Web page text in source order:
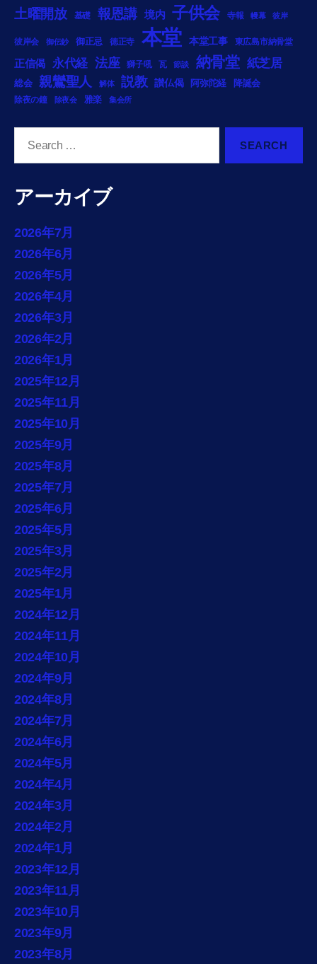
土曜開放 基礎 報恩講 境内 子供会 寺報 幔幕 彼岸
彼岸会 御伝鈔 御正忌 徳正寺 本堂 本堂工事 東広島市納骨堂
正信偈 永代経 法座 獅子吼 瓦 節談 納骨堂 紙芝居
総会 親鸞聖人 解体 説教 讃仏偈 阿弥陀経 降誕会
除夜の鐘 除夜会 雅楽 集会所
アーカイブ
2026年7月
2026年6月
2026年5月
2026年4月
2026年3月
2026年2月
2026年1月
2025年12月
2025年11月
2025年10月
2025年9月
2025年8月
2025年7月
2025年6月
2025年5月
2025年3月
2025年2月
2025年1月
2024年12月
2024年11月
2024年10月
2024年9月
2024年8月
2024年7月
2024年6月
2024年5月
2024年4月
2024年3月
2024年2月
2024年1月
2023年12月
2023年11月
2023年10月
2023年9月
2023年8月